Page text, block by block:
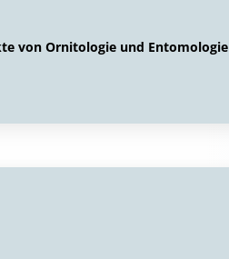
von Ornitologie und Entomologie